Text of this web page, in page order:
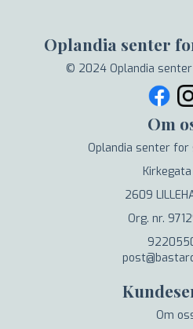
Oplandia senter
© 2024 Oplandia
Om
Oplandia senter
2609
Org. nr.
Om